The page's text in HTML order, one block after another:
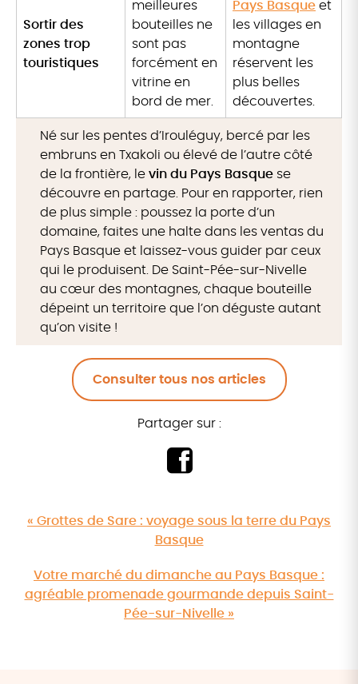
Sortir des
zones trop
touristiques
meilleures
bouteilles ne
sont pas
forcément en
vitrine en
bord de mer.
Pays Basque et
les villages en
montagne
réservent les
plus belles
découvertes.
Né sur les pentes d’Irouléguy, bercé par les
embruns en Txakoli ou élevé de l’autre côté
de la frontière, le vin du Pays Basque se
découvre en partage. Pour en rapporter, rien
de plus simple : poussez la porte d’un
domaine, faites une halte dans les ventas du
Pays Basque et laissez-vous guider par ceux
qui le produisent. De Saint-Pée-sur-Nivelle
au cœur des montagnes, chaque bouteille
dépeint un territoire que l’on déguste autant
qu’on visite !
Consulter tous nos articles
Partager sur :
« Grottes de Sare : voyage sous la terre du Pays
Basque
Votre marché du dimanche au Pays Basque :
agréable promenade gourmande depuis Saint-
Pée-sur-Nivelle »